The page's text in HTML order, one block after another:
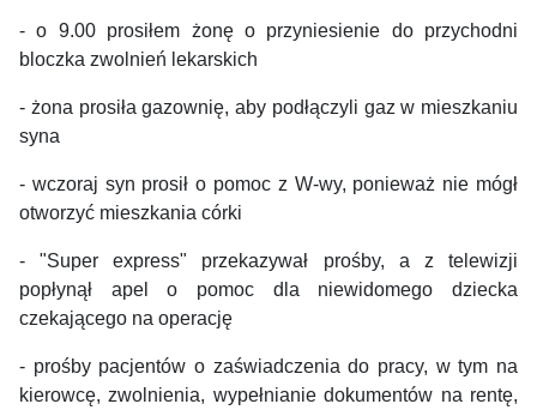
- o 9.00 prosiłem żonę o przyniesienie do przychodni
bloczka zwolnień lekarskich
- żona prosiła gazownię, aby podłączyli gaz w mieszkaniu
syna
- wczoraj syn prosił o pomoc z W-wy, ponieważ nie mógł
otworzyć mieszkania córki
- "Super express" przekazywał prośby, a z telewizji
popłynął apel o pomoc dla niewidomego dziecka
czekającego na operację
- prośby pacjentów o zaświadczenia do pracy, w tym na
kierowcę, zwolnienia, wypełnianie dokumentów na rentę,